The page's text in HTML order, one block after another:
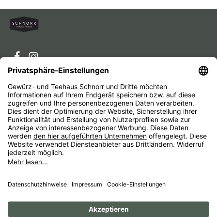
Service-Hotline
Service
Unternehmen
Alle Preise inkl. gesetzl. Mehrwertsteuer zzgl.
anders angegeben.
ImpressumAGBWiderrufsbelehrungenDatenschutz
Barrierefreiheit